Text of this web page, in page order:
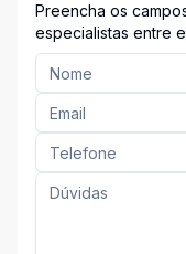
Preencha os
especialistas entre